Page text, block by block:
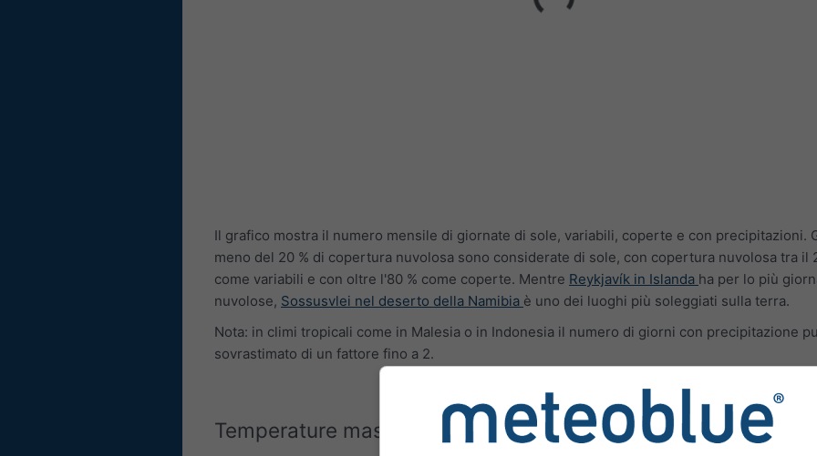
Il grafico mostra il numero mensile di giornate di sole, variabili, coperte e con precipitazioni.
meno del 20 % di copertura nuvolosa sono considerate di sole, con copertura nuvolosa tra il
come variabili e con oltre l'80 % come coperte. Mentre Reykjavík in Islanda ha per lo più
nuvolose, Sossusvlei nel deserto della Namibia è uno dei luoghi più soleggiati sulla terra.
Nota: in climi tropicali come in Malesia o in Indonesia il numero di giorni con precipitazione
sovrastimato di un fattore fino a 2.
Temperature massime